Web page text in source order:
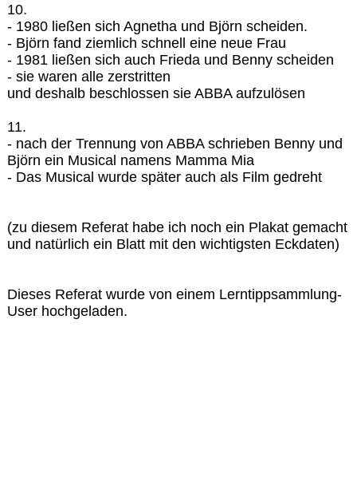
10.
- 1980 ließen sich Agnetha und Björn scheiden.
- Björn fand ziemlich schnell eine neue Frau
- 1981 ließen sich auch Frieda und Benny scheiden
- sie waren alle zerstritten
und deshalb beschlossen sie ABBA aufzulösen
11.
- nach der Trennung von ABBA schrieben Benny und
Björn ein Musical namens Mamma Mia
- Das Musical wurde später auch als Film gedreht
(zu diesem Referat habe ich noch ein Plakat gemacht
und natürlich ein Blatt mit den wichtigsten Eckdaten)
Dieses Referat wurde von einem Lerntippsammlung-
User hochgeladen.